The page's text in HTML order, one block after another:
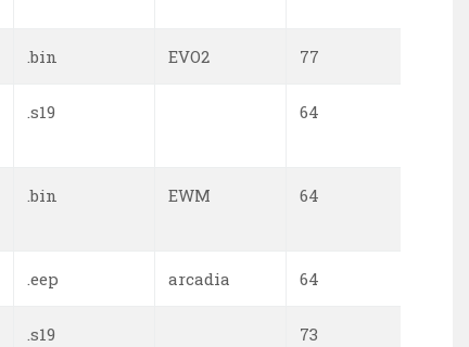
.bin EVO2 77
.s19 64
.bin EWM 64
.eep arcadia 64
.s19 73